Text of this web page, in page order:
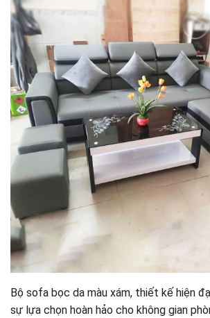
Bộ sofa bọc da màu xám, thiết kế hiện
sự lựa chọn hoàn hảo cho không gian